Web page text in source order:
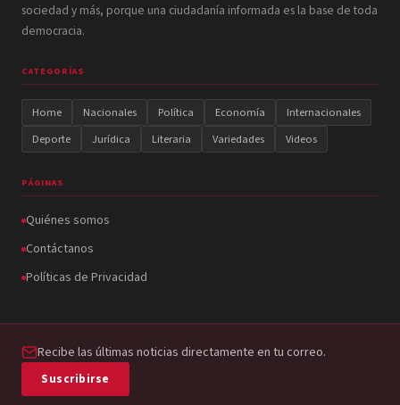
sociedad y más, porque una ciudadanía informada es la base de toda
democracia.
CATEGORÍAS
Home Nacionales Política Economía
Internacionales
Deporte
Jurídica Literaria Variedades Videos
PÁGINAS
Quiénes somos
Contáctanos
Políticas de Privacidad
Recibe las últimas noticias directamente en tu correo.
Suscribirse